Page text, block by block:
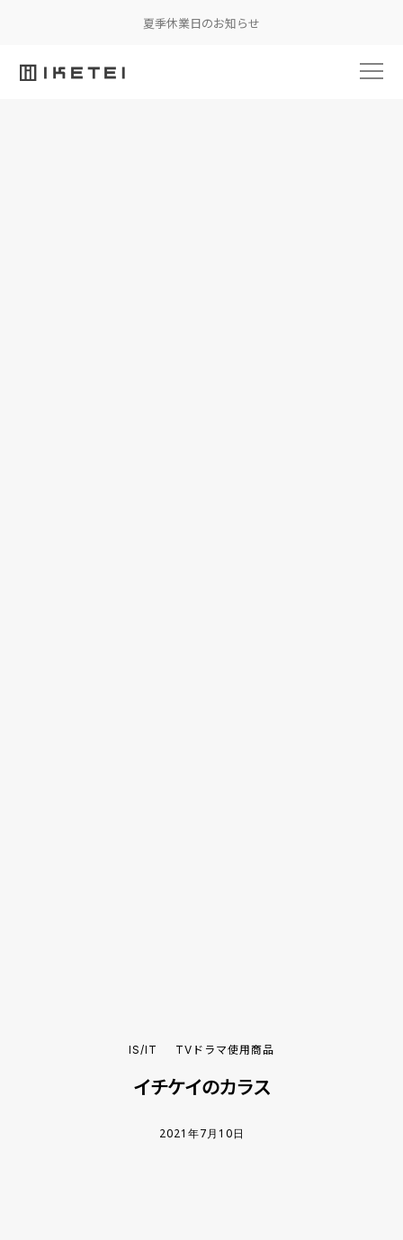
夏季休業日のお知らせ
IS/IT TVドラマ使用商品
イチケイのカラス
2021年7月10日